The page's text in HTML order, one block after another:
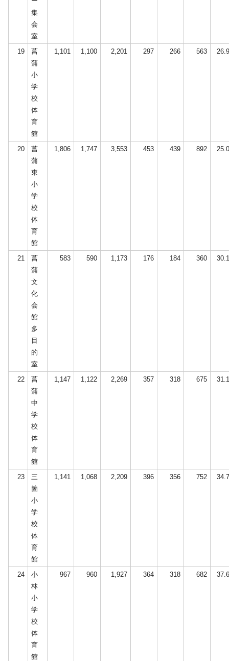
集
会
室
19
菖
蒲
小
学
校
体
育
館
1,101 1,100 2,201 297 266 563
20
菖
蒲
東
小
学
校
体
育
館
1,806 1,747 3,553 453 439 892
21
菖
蒲
文
化
会
館
多
目
的
室
583 590 1,173 176 184 360
22
菖
蒲
中
学
校
体
育
館
1,147 1,122 2,269 357 318 675
23
三
箇
小
学
校
体
育
館
1,141 1,068 2,209 396 356 752
24
小
林
小
学
校
体
育
館
967 960 1,927 364 318 682